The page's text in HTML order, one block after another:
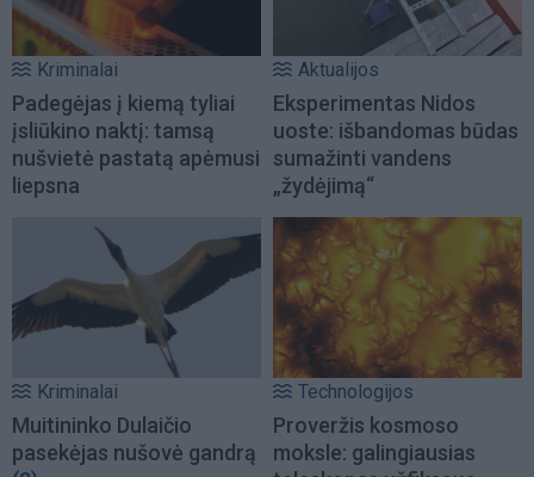
Kriminalai
Padegėjas į kiemą tyliai
įsliūkino naktį: tamsą
nušvietė pastatą apėmusi
liepsna
Aktualijos
Eksperimentas Nidos
uoste: išbandomas būdas
sumažinti vandens
„žydėjimą“
Kriminalai
Muitininko Dulaičio
pasekėjas nušovė gandrą
Technologijos
Proveržis kosmoso
moksle: galingiausias